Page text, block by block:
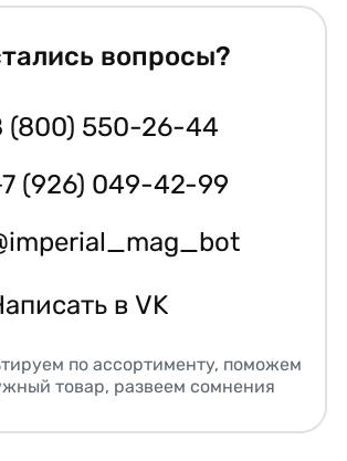
вопросы?
(800) 550-26-44
(926) 049-42-99
в VK
по ассортименту, поможем
товар, развеем сомнения